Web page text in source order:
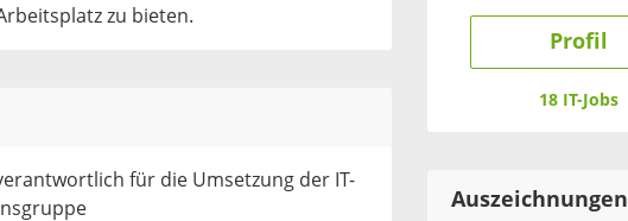
zu bieten.
für die Umsetzung der IT-
Profil
18 IT-Jobs
Auszeichnungen